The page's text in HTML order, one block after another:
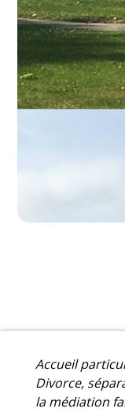
Accueil
Divorce,
la médiation